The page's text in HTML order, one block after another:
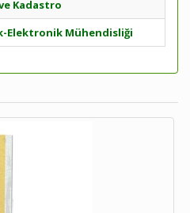
Kadastro
Elektronik Mühendisliği